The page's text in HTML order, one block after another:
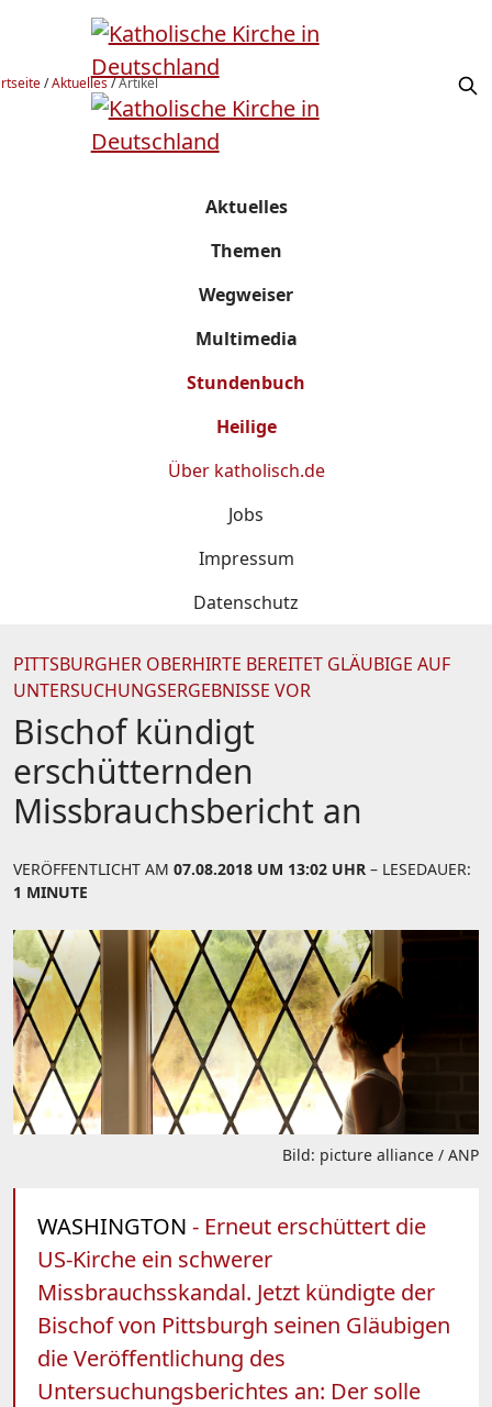
/Aktuelles/Artikel
Aktuelles
Themen
Wegweiser
Multimedia
Stundenbuch
Heilige
Über katholisch.de
Jobs
Impressum
Datenschutz
PITTSBURGHER OBERHIRTE BEREITET GLÄUBIGE AUF
UNTERSUCHUNGSERGEBNISSE VOR
Bischof kündigt
erschütternden
Missbrauchsbericht an
VERÖFFENTLICHT AM 07.08.2018 UM 13:02 UHR – LESEDAUER:
1 MINUTE
Bild: picture alliance / ANP
WASHINGTON - Erneut erschüttert die
US-Kirche ein schwerer
Missbrauchsskandal. Jetzt kündigte der
Bischof von Pittsburgh seinen Gläubigen
die Veröffentlichung des
Untersuchungsberichtes an: Der solle